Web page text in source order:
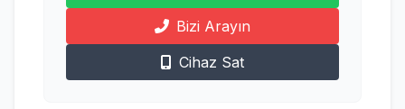
Bizi Arayın
Cihaz Sat